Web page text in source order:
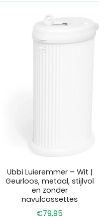
verschoningsmoment.
Ubbi Luieremmer – Wit |
Geurloos, metaal, stijlvol
en zonder
navulcassettes
€79,95